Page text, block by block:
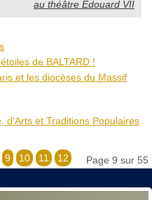
au théâtre Édouard VII
de BALTARD !
et les diocèses du Massif
d'Arts et Traditions Populaires
Page 9 sur 55
9 10 11
12